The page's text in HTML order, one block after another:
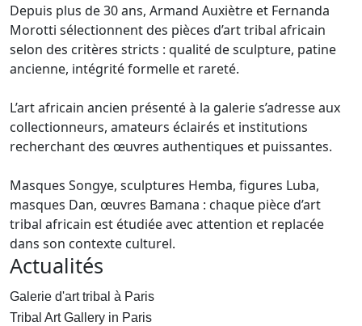
Depuis plus de 30 ans, Armand Auxiètre et Fernanda
Morotti sélectionnent des pièces d’art tribal africain
selon des critères stricts : qualité de sculpture, patine
ancienne, intégrité formelle et rareté.
L’art africain ancien présenté à la galerie s’adresse aux
collectionneurs, amateurs éclairés et institutions
recherchant des œuvres authentiques et puissantes.
Masques Songye, sculptures Hemba, figures Luba,
masques Dan, œuvres Bamana : chaque pièce d’art
tribal africain est étudiée avec attention et replacée
dans son contexte culturel.
Actualités
Galerie d'art tribal à Paris
Tribal Art Gallery in Paris